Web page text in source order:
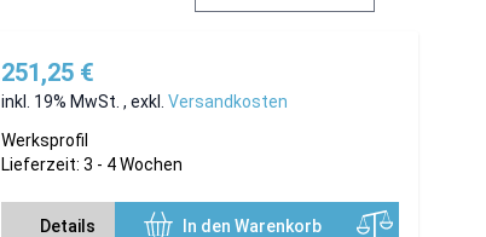
251,25 €
inkl. 19% MwSt. , exkl. Versandkosten
Werksprofil
Lieferzeit: 3 - 4 Wochen
Details In den Warenkorb